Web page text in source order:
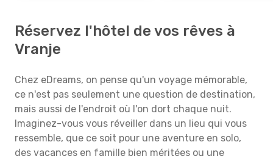
Réservez l'hôtel de vos rêves à
Vranje
Chez eDreams, on pense qu'un voyage mémorable,
ce n'est pas seulement une question de destination,
mais aussi de l'endroit où l'on dort chaque nuit.
Imaginez-vous vous réveiller dans un lieu qui vous
ressemble, que ce soit pour une aventure en solo,
des vacances en famille bien méritées ou une